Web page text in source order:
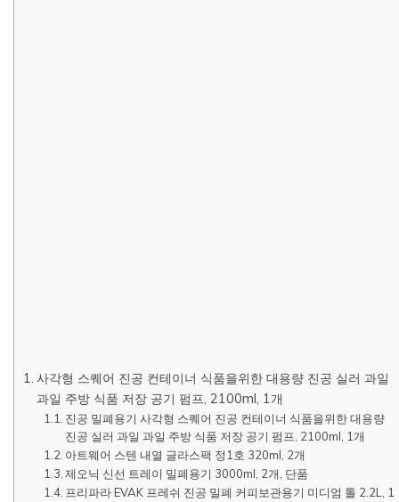
사각형 스퀘어 진공 컨테이너 식품을위한 대용량 진공 실러 과일
과일 주방 식품 저장 공기 펌프, 2100ml, 1개
진공 밀폐용기 사각형 스퀘어 진공 컨테이너 식품을위한 대용량
진공 실러 과일 과일 주방 식품 저장 공기 펌프, 2100ml, 1개
아트웨어 스텐 내열 글라스팩 정1호 320ml, 2개
제오닉 신선 트레이 밀폐용기 3000ml, 2개, 단품
프리파라 EVAK 프레쉬 진공 밀폐 커피보관용기 미디엄 톨 2.2L, 1